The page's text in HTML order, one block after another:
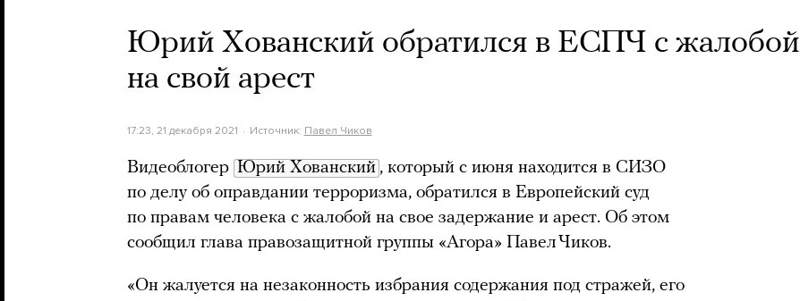
Юрий Хованский обратился в ЕСПЧ с жалобой
на свой арест
17:23, 21 декабря 2021 Источник: Павел Чиков
Видеоблогер Юрий Хованский , который с июня находится в СИЗО
по делу об оправдании терроризма, обратился в Европейский суд
по правам человека с жалобой на свое задержание и арест. Об этом
сообщил глава правозащитной группы «Агора» Павел Чиков.
«Он жалуется на незаконность избрания содержания под стражей, его